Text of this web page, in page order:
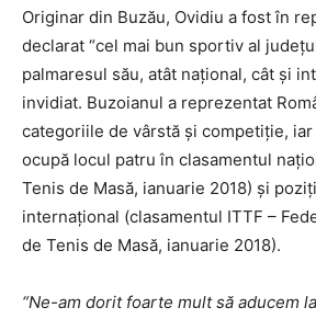
Originar din Buzău, Ovidiu a fost în
declarat “cel mai bun sportiv al
palmaresul său, atât naţional, cât şi
invidiat. Buzoianul a reprezentat
categoriile de vârstă şi competiţie,
ocupă locul patru în clasamentul
Tenis de Masă, ianuarie 2018) şi
internaţional (clasamentul ITTF –
de Tenis de Masă, ianuarie 2018).
“Ne-am dorit foarte mult să aducem